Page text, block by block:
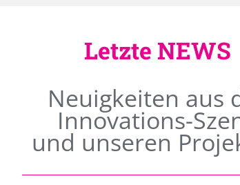
Letzte NEWS
Neuigkeiten aus
Innovations-
und unseren